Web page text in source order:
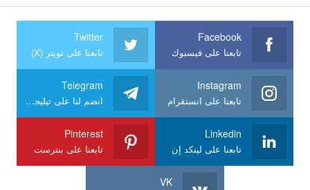
Facebook
تابعنا على فيسبوك
Twitter
تابعنا على تويتر (X)
Instagram
تابعنا على انستقرام
Telegram
انضم لنا على تيليجرام
Linkedin
تابعنا على لينكد إن
Pinterest
تابعنا على بنترست
VK